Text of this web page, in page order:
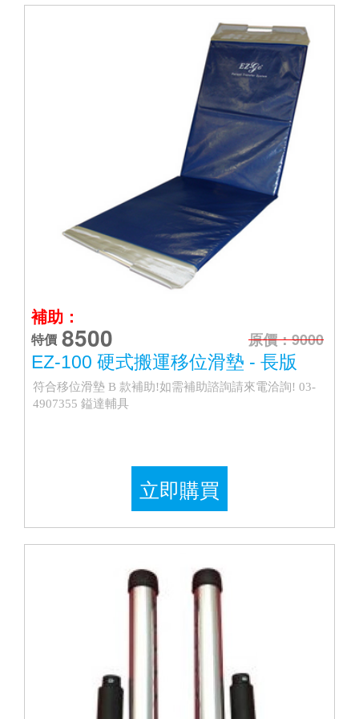
補助：
特價 8500
原價：9000
EZ-100 硬式搬運移位滑墊 - 長版
符合移位滑墊 B 款補助!如需補助諮詢請來電洽詢! 03-
4907355 鎰達輔具
立即購買